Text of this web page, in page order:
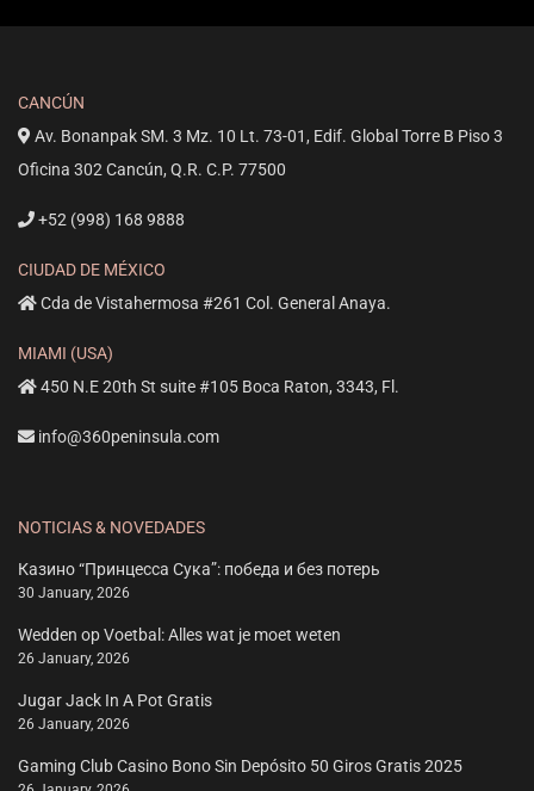
CANCÚN
Av. Bonanpak SM. 3 Mz. 10 Lt. 73-01, Edif. Global Torre B Piso 3
Oficina 302 Cancún, Q.R. C.P. 77500
+52 (998) 168 9888
CIUDAD DE MÉXICO
Cda de Vistahermosa #261 Col. General Anaya.
MIAMI (USA)
450 N.E 20th St suite #105 Boca Raton, 3343, Fl.
info@360peninsula.com
NOTICIAS & NOVEDADES
Казино “Принцесса Сука”: победа и без потерь
30 January, 2026
Wedden op Voetbal: Alles wat je moet weten
26 January, 2026
Jugar Jack In A Pot Gratis
26 January, 2026
Gaming Club Casino Bono Sin Depósito 50 Giros Gratis 2025